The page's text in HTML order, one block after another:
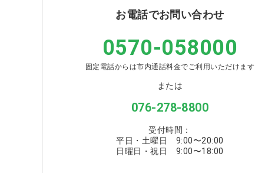
お電話でお問い合わせ
0570-058000
固定電話からは市内通話料金でご利用いただけます
または
076-278-8800
受付時間：
平日・土曜日 9:00〜20:00
日曜日・祝日 9:00〜18:00